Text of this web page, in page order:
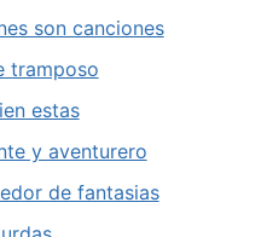
son canciones
tramposo
estas
y aventurero
de fantasias